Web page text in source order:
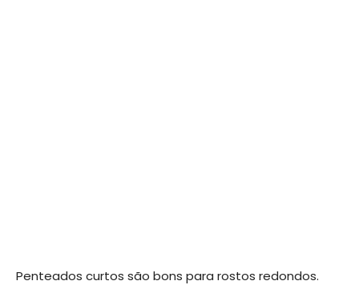
Penteados curtos são bons para rostos redondos.